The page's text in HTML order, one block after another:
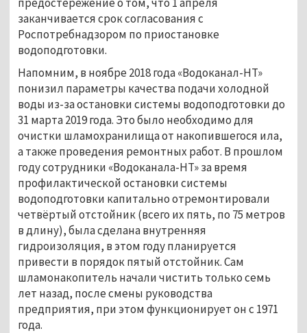
заканчивается срок согласования с
Роспотребнадзором по приостановке
водоподготовки.
Напомним, в ноябре 2018 года «Водоканал-НТ»
понизил параметры качества подачи холодной
воды из-за остановки системы водоподготовки до
31 марта 2019 года. Это было необходимо для
очистки шламохранилища от накопившегося ила,
а также проведения ремонтных работ. В прошлом
году сотрудники «Водоканала-НТ» за время
профилактической остановки системы
водоподготовки капитально отремонтировали
четвёртый отстойник (всего их пять, по 75 метров
в длину), была сделана внутренняя
гидроизоляция, в этом году планируется
привести в порядок пятый отстойник. Сам
шламонакопитель начали чистить только семь
лет назад, после смены руководства
предприятия, при этом функционирует он с 1971
года.